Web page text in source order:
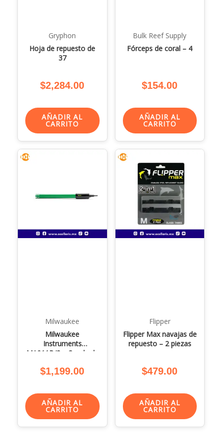
Gryphon
Hoja de repuesto de
37
$2,284.00
AÑADIR AL
CARRITO
Bulk Reef Supply
Fórceps de coral – 4
$154.00
AÑADIR AL
CARRITO
Milwaukee
Milwaukee
Instruments
MA911B/2 – Sonda de
$1,199.00
AÑADIR AL
CARRITO
Flipper
Flipper Max navajas de
repuesto – 2 piezas
$479.00
AÑADIR AL
CARRITO